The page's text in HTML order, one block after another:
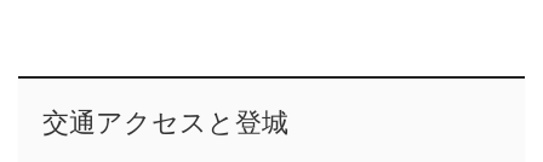
交通アクセスと登城